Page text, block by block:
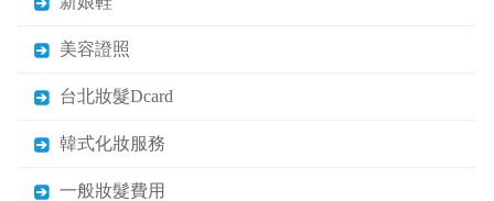
美容證照
台北妝髮Dcard
韓式化妝服務
一般妝髮費用